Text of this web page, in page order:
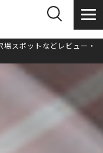
スポットなどレビュー・